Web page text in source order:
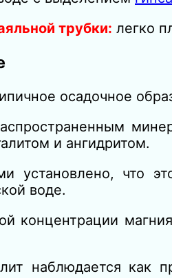
трубки: легко
осадочное
и ангидритом.
установлено, что
воде.
концентрации
наблюдается как